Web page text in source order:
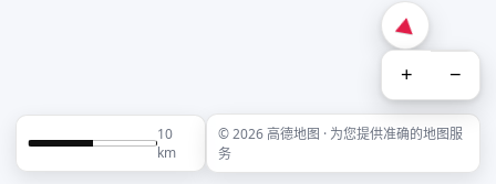
+ −
10
km
© 2026 高德地图 · 为您提供准确的地图服
务